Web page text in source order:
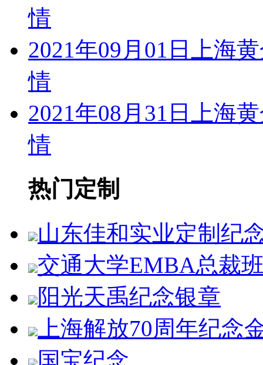
情
2021年09月01日上海
情
2021年08月31日上海
情
热门定制
山东佳和实业定制纪
交通大学EMBA总裁
阳光天禹纪念银章
上海解放70周年纪念
国宝纪念